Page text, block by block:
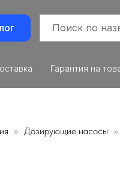
Гарантия на
Дозирующие насосы